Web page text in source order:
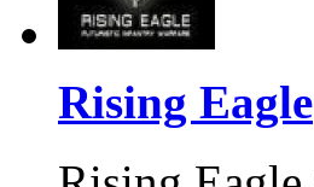
Rising Eagle